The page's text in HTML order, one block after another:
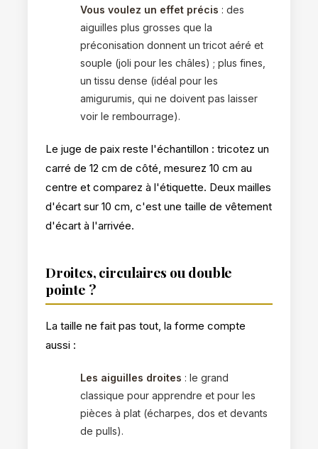
Vous voulez un effet précis : des
aiguilles plus grosses que la
préconisation donnent un tricot aéré et
souple (joli pour les châles) ; plus fines,
un tissu dense (idéal pour les
amigurumis, qui ne doivent pas laisser
voir le rembourrage).
Le juge de paix reste l'échantillon : tricotez un
carré de 12 cm de côté, mesurez 10 cm au
centre et comparez à l'étiquette. Deux mailles
d'écart sur 10 cm, c'est une taille de vêtement
d'écart à l'arrivée.
Droites, circulaires ou double
pointe ?
La taille ne fait pas tout, la forme compte
aussi :
Les aiguilles droites : le grand
classique pour apprendre et pour les
pièces à plat (écharpes, dos et devants
de pulls).